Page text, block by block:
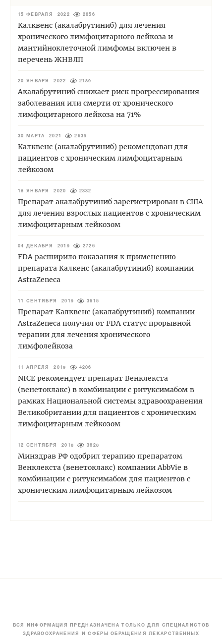
15 ФЕВРАЛЯ 2022 2656
Калквенс (акалабрутиниб) для лечения
хронического лимфоцитарного лейкоза и
мантийноклеточной лимфомы включен в
перечень ЖНВЛП
20 ЯНВАРЯ 2022 2189
Акалабрутиниб снижает риск прогрессирования
заболевания или смерти от хронического
лимфоцитарного лейкоза на 71%
30 МАРТА 2021 2639
Калквенс (акалабрутиниб) рекомендован для
пациентов с хроническим лимфоцитарным
лейкозом
18 ЯНВАРЯ 2020 2332
Препарат акалабрутиниб зарегистрирован в США
для лечения взрослых пациентов с хроническим
лимфоцитарным лейкозом
04 ДЕКАБРЯ 2019 2726
FDA расширило показания к применению
препарата Калкенс (акалабрутиниб) компании
AstraZeneca
11 СЕНТЯБРЯ 2019 3615
Препарат Калквенс (акалабрутиниб) компании
AstraZeneca получил от FDA статус прорывной
терапии для лечения хронического
лимфолейкоза
11 АПРЕЛЯ 2019 4206
NICE рекомендует препарат Венклекста
(венетоклакс) в комбинации с ритуксимабом в
рамках Национальной системы здравоохранения
Великобритании для пациентов с хроническим
лимфоцитарным лейкозом
12 СЕНТЯБРЯ 2018 3628
Минздрав РФ одобрил терапию препаратом
Венклекста (венетоклакс) компании AbbVie в
комбинации с ритуксимабом для пациентов с
хроническим лимфоцитарным лейкозом
ВСЯ ИНФОРМАЦИЯ ПРЕДНАЗНАЧЕНА ТОЛЬКО ДЛЯ СПЕЦИАЛИСТОВ
ЗДРАВООХРАНЕНИЯ И СФЕРЫ ОБРАЩЕНИЯ ЛЕКАРСТВЕННЫХ